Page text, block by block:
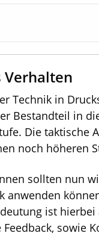
Verhalten
Technik in
Bestandteil in
Die taktische
noch höheren
sollten nun
anwenden
ist
sowie